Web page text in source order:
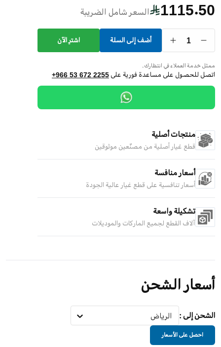
1115.50 السعر شامل الضريبة
1 أضف إلى السلة اشترِ الآن
ممثل خدمة العملاء في انتظارك.
اتصل للحصول على مساعدة فورية على +966 53 672 2255
منتجات أصلية
قطع غيار أصلية من مصنّعين موثوقين
أسعار منافسة
أسعار تنافسية على قطع غيار عالية الجودة
تشكيلة واسعة
آلاف القطع لجميع الماركات والموديلات
أسعار الشحن
الشحن إلى : الرياض
احصل على الأسعار